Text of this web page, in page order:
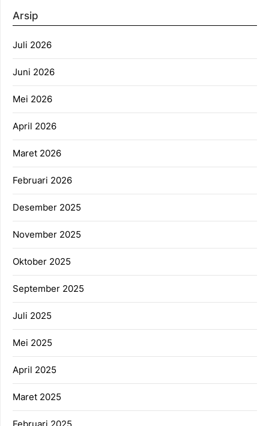
Arsip
Juli 2026
Juni 2026
Mei 2026
April 2026
Maret 2026
Februari 2026
Desember 2025
November 2025
Oktober 2025
September 2025
Juli 2025
Mei 2025
April 2025
Maret 2025